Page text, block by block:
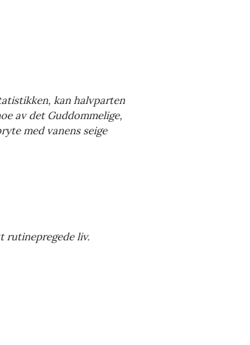
kan halvparten
av det Guddommelige,
med vanens seige
rutinepregede liv.